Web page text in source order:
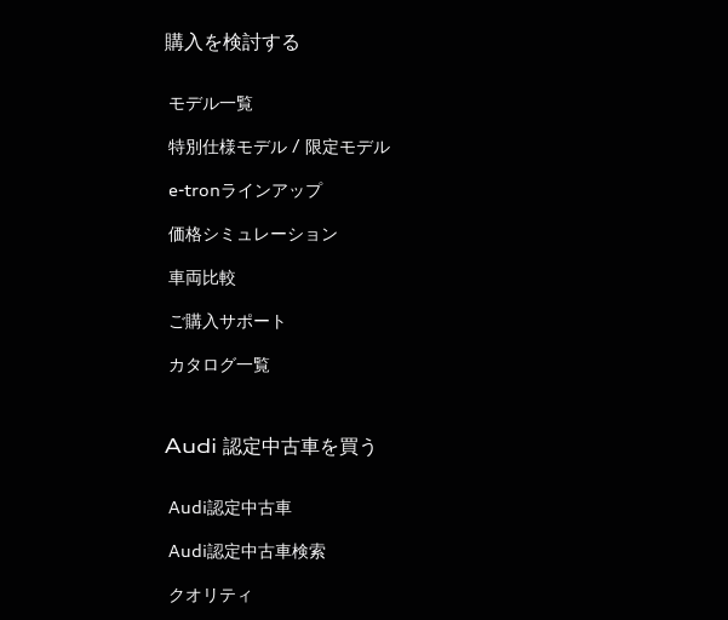
購入を検討する
モデル一覧
特別仕様モデル / 限定モデル
e-tronラインアップ
価格シミュレーション
車両比較
ご購入サポート
カタログ一覧
Audi 認定中古車を買う
Audi認定中古車
Audi認定中古車検索
クオリティ